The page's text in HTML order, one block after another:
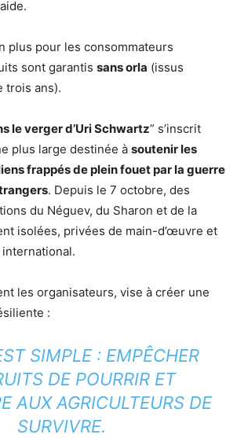
plus pour les consommateurs
sont garantis sans orla (issus
trois ans).
le verger d’Uri Schwartz” s’inscrit
plus large destinée à soutenir les
frappés de plein fouet par la guerre
. Depuis le 7 octobre, des
du Néguev, du Sharon et de la
isolées, privées de main-d’œuvre et
international.
les organisateurs, vise à créer une
:
SIMPLE : EMPÊCHER
DE POURRIR ET
AUX AGRICULTEURS DE
SURVIVRE.